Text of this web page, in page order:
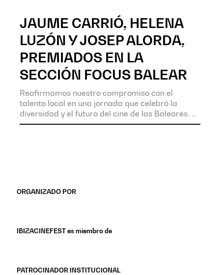
JAUME CARRIÓ, HELENA
LUZÓN Y JOSEP ALORDA,
PREMIADOS EN LA
SECCIÓN FOCUS BALEAR
Reafirmamos nuestro compromiso con el
talento local en una jornada que celebró la
diversidad y el futuro del cine de las Baleares.
ORGANIZADO POR
IBIZACINEFEST es miembro de
PATROCINADOR INSTITUCIONAL